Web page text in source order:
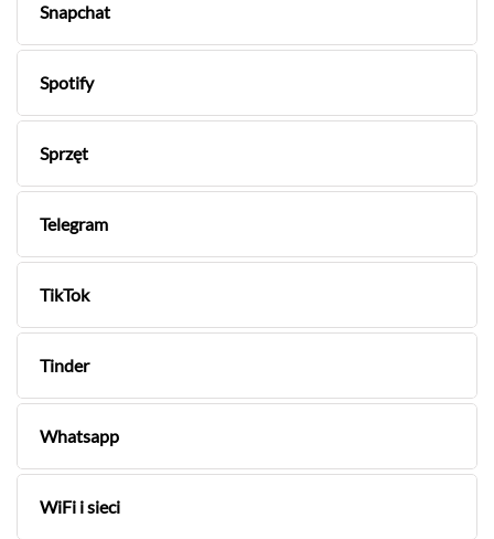
Snapchat
Spotify
Sprzęt
Telegram
TikTok
Tinder
Whatsapp
WiFi i sieci